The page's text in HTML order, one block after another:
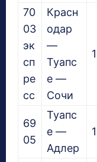
70
03
эк
сп
ре
сс
Красн
одар
—
Туапс
е —
Сочи
69
05
Туапс
е —
Адлер